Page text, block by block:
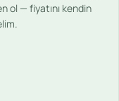
ol — fiyatını kendin